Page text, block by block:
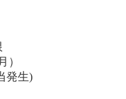
）
発生)